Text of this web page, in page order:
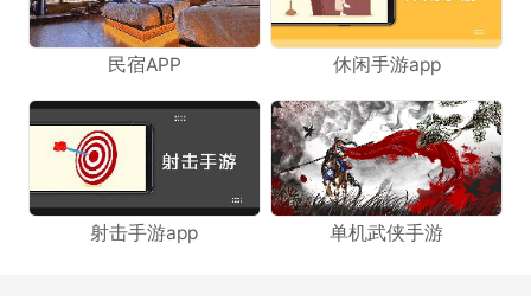
民宿APP 休闲手游app
射击手游app 单机武侠手游